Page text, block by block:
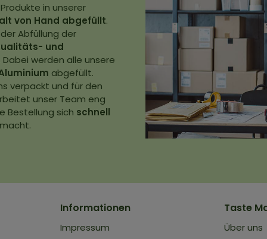
in unserer
von Hand abgefüllt.
Abfüllung der
und
werden alle unsere
abgefüllt.
verpackt und für den
unser Team eng
Bestellung sich schnell
Informationen
Impressum
Taste
Über uns